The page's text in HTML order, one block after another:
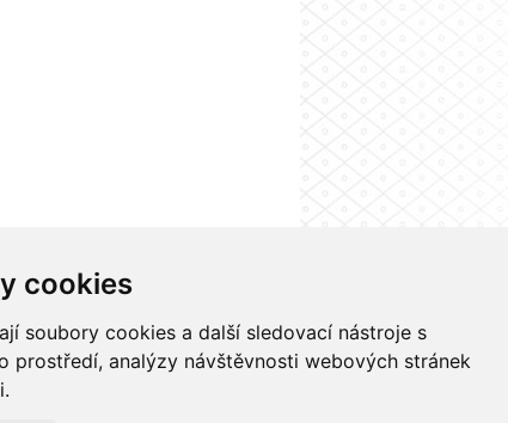
cookies
soubory cookies a další sledovací nástroje s
prostředí, analýzy návštěvnosti webových stránek
systému UK